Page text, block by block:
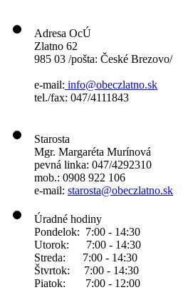
Adresa OcÚ
Zlatno 62
985 03 /pošta: České Brezovo/
e-mail: info@obeczlatno.sk
tel./fax: 047/4111843
Starosta
Mgr. Margaréta Murínová
pevná linka: 047/4292310
mob.: 0908 922 106
e-mail: starosta@obeczlatno.sk
Úradné hodiny
Pondelok: 7:00 - 14:30
Utorok: 7:00 - 14:30
Streda: 7:00 - 14:30
Štvrtok: 7:00 - 14:30
Piatok: 7:00 - 12:00